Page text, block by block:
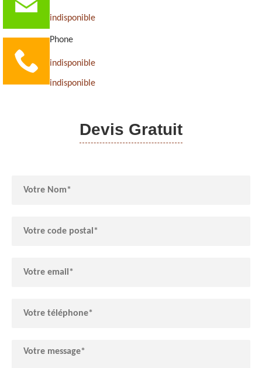
indisponible
Phone
indisponible
indisponible
Devis Gratuit